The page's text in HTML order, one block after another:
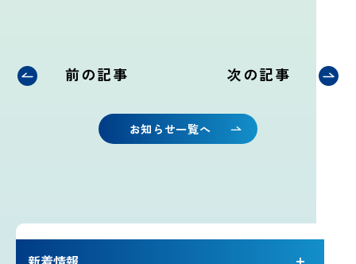
富士山の気象の特徴
富士山の登山シーズンと装備
イマフジプロジェクト
前の記事
お知らせ一覧へ
次の記事